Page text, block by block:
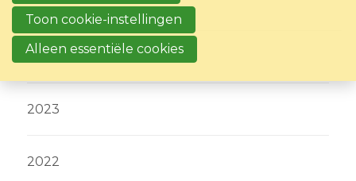
naar
de
paginainhoud
Select year
2024
2023
2022
Nieuws & Kennisbank
Events
Lid worden?
Toon cookie-instellingen
Alleen essentiële cookies